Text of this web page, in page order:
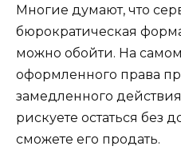
Многие думают, что
бюрократическая
можно обойти. На самом
оформленного права
замедленного
рискуете остаться без
сможете его продать.